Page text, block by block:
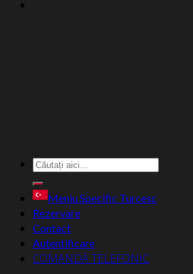
Caută
după:
Meniu Specific Turcesc
Rezervare
Contact
Autentificare
COMANDĂ TELEFONIC